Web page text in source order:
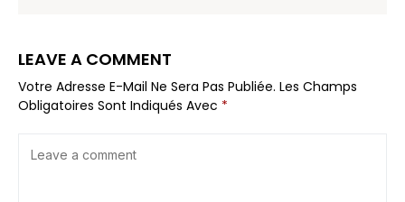
LEAVE A COMMENT
Votre Adresse E-Mail Ne Sera Pas Publiée. Les Champs
Obligatoires Sont Indiqués Avec *